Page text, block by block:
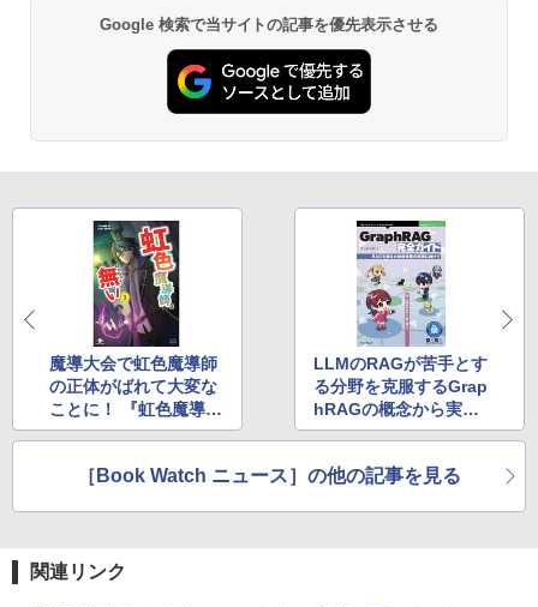
Google 検索で当サイトの記事を優先表示させる
魔導大会で虹色魔導師
の正体がばれて大変な
ことに！ 『虹色魔導師
は目立ちたく無い③』
LLMのRAGが苦手とす
る分野を克服するGrap
hRAGの概念から実装
までを解説した書籍が
［Book Watch ニュース］の他の記事を見る
関連リンク